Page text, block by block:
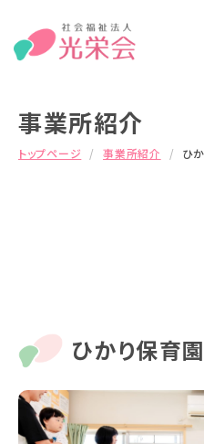
事業所紹介
トップページ 事業所紹介 ひ
ひかり保育園